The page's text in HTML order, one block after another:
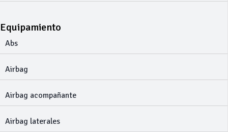
Equipamiento
Abs
Airbag
Airbag acompañante
Airbag laterales